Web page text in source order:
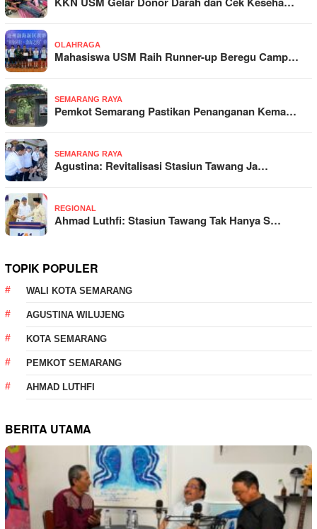
OLAHRAGA
Mahasiswa USM Raih Runner-up Beregu Camp…
SEMARANG RAYA
Pemkot Semarang Pastikan Penanganan Kema…
SEMARANG RAYA
Agustina: Revitalisasi Stasiun Tawang Ja…
REGIONAL
Ahmad Luthfi: Stasiun Tawang Tak Hanya S…
TOPIK POPULER
WALI KOTA SEMARANG
AGUSTINA WILUJENG
KOTA SEMARANG
PEMKOT SEMARANG
AHMAD LUTHFI
BERITA UTAMA